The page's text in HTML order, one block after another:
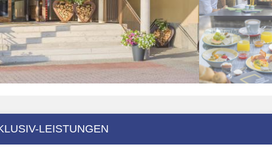
LEISTUNGEN